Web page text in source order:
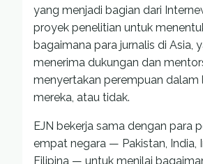
yang menjadi bagian dari
proyek penelitian untuk
bagaimana para jurnalis di Asia,
menerima dukungan dan
menyertakan perempuan dalam
mereka, atau tidak.
EJN bekerja sama dengan para
empat negara — Pakistan, India,
Filipina — untuk menilai